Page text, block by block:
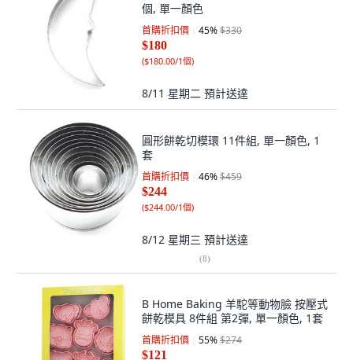
個, 單一顏色
首購折扣價 45%$330
$180
($180.00/1個)
8/11 星期二 預計送達
圓形餅乾切模環 11件組, 單一顏色, 1
套
首購折扣價 46%$459
$244
($244.00/1個)
8/12 星期三 預計送達
(8)
B Home Baking 羊駝等動物臉 按壓式
餅乾模具 8件組 第2彈, 單一顏色, 1套
首購折扣價 55%$274
$121